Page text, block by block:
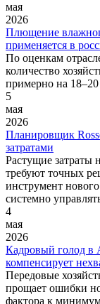
мая
2026
Плющение
применяется в
По оценкам
количество
примерно на 18–20
5
мая
2026
Планировщик
затратами
Растущие затраты
требуют точных
инструмент
системно
4
мая
2026
Кадровый голод в
компенсирует
Передовые
прощает ошибки
фактора к